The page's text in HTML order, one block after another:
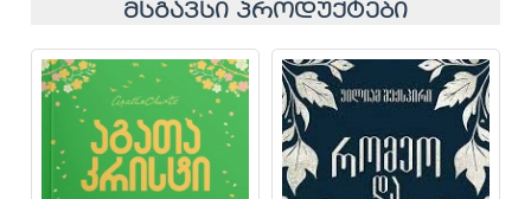
მსგავსი პროდუქტები